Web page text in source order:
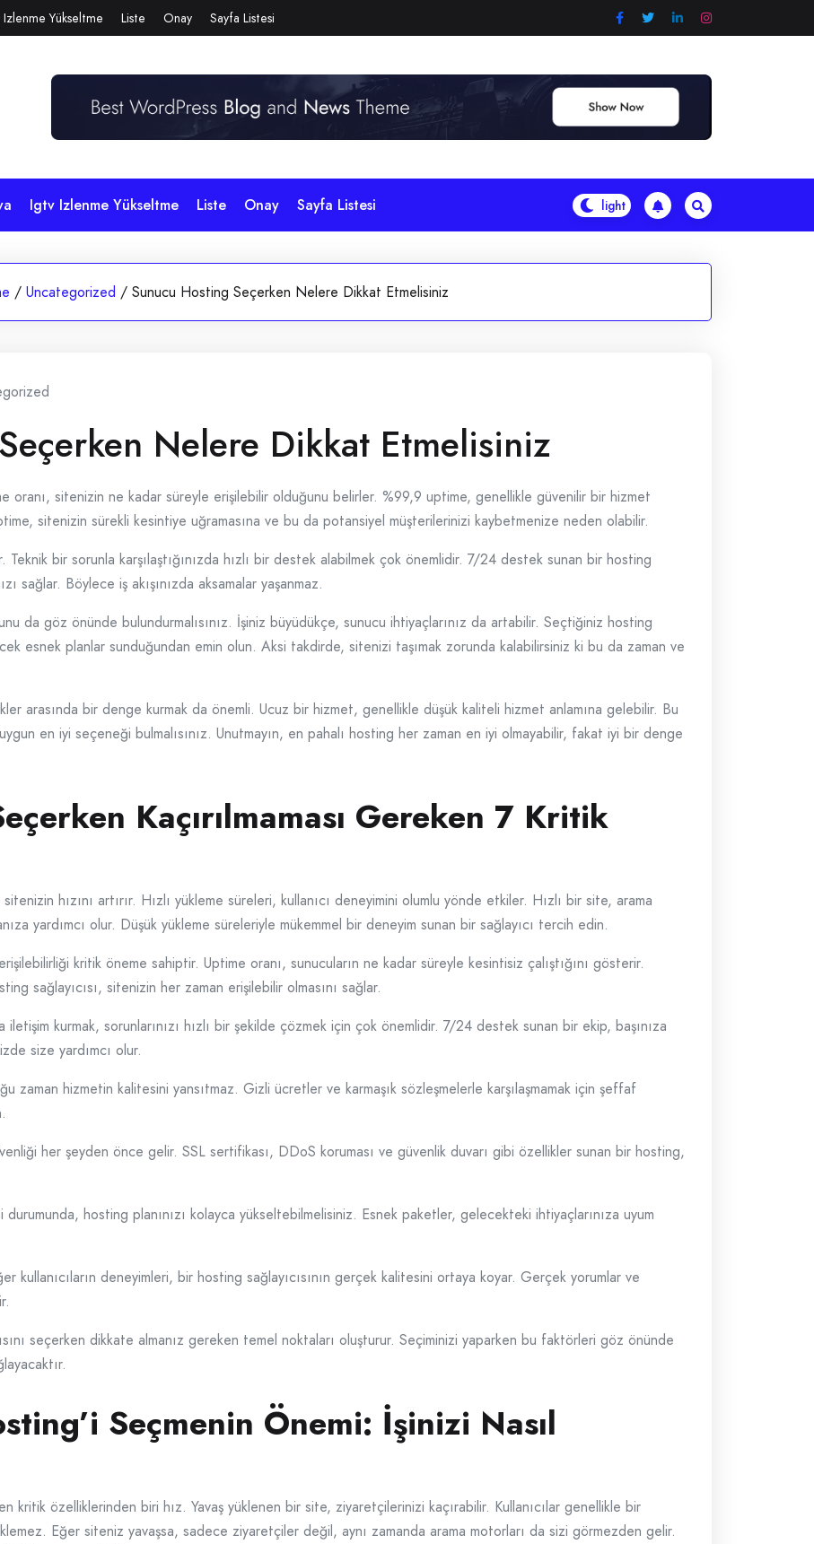
Yükseltme Liste Onay Sayfa Listesi
Igtv Izlenme Yükseltme Liste Onay Sayfa Listesi
/ Uncategorized / Sunucu Hosting Seçerken Nelere Dikkat Etmelisiniz
Nelere Dikkat Etmelisiniz
oranı, sitenizin ne kadar süreyle erişilebilir olduğunu belirler. %99,9 uptime, genellikle güvenilir bir hizmet
sitenizin sürekli kesintiye uğramasına ve bu da potansiyel müşterilerinizi kaybetmenize neden olabilir.
bir sorunla karşılaştığınızda hızlı bir destek alabilmek çok önemlidir. 7/24 destek sunan bir hosting
sağlar. Böylece iş akışınızda aksamalar yaşanmaz.
da göz önünde bulundurmalısınız. İşiniz büyüdükçe, sunucu ihtiyaçlarınız da artabilir. Seçtiğiniz hosting
esnek planlar sunduğundan emin olun. Aksi takdirde, sitenizi taşımak zorunda kalabilirsiniz ki bu da zaman ve
arasında bir denge kurmak da önemli. Ucuz bir hizmet, genellikle düşük kaliteli hizmet anlamına gelebilir. Bu
en iyi seçeneği bulmalısınız. Unutmayın, en pahalı hosting her zaman en iyi olmayabilir, fakat iyi bir denge
Kaçırılmaması Gereken 7 Kritik
hızını artırır. Hızlı yükleme süreleri, kullanıcı deneyimini olumlu yönde etkiler. Hızlı bir site, arama
yardımcı olur. Düşük yükleme süreleriyle mükemmel bir deneyim sunan bir sağlayıcı tercih edin.
kritik öneme sahiptir. Uptime oranı, sunucuların ne kadar süreyle kesintisiz çalıştığını gösterir.
sağlayıcısı, sitenizin her zaman erişilebilir olmasını sağlar.
iletişim kurmak, sorunlarınızı hızlı bir şekilde çözmek için çok önemlidir. 7/24 destek sunan bir ekip, başınıza
size yardımcı olur.
zaman hizmetin kalitesini yansıtmaz. Gizli ücretler ve karmaşık sözleşmelerle karşılaşmamak için şeffaf
her şeyden önce gelir. SSL sertifikası, DDoS koruması ve güvenlik duvarı gibi özellikler sunan bir hosting,
durumunda, hosting planınızı kolayca yükseltebilmelisiniz. Esnek paketler, gelecekteki ihtiyaçlarınıza uyum
kullanıcıların deneyimleri, bir hosting sağlayıcısının gerçek kalitesini ortaya koyar. Gerçek yorumlar ve
seçerken dikkate almanız gereken temel noktaları oluşturur. Seçiminizi yaparken bu faktörleri göz önünde
Seçmenin Önemi: İşinizi Nasıl
kritik özelliklerinden biri hız. Yavaş yüklenen bir site, ziyaretçilerinizi kaçırabilir. Kullanıcılar genellikle bir
Eğer siteniz yavaşsa, sadece ziyaretçiler değil, aynı zamanda arama motorları da sizi görmezden gelir.